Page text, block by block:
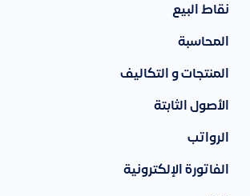
نقاط البيع
المحاسبة
المنتجات و التكاليف
الأصول الثابتة
الرواتب
الفاتورة الإلكترونية